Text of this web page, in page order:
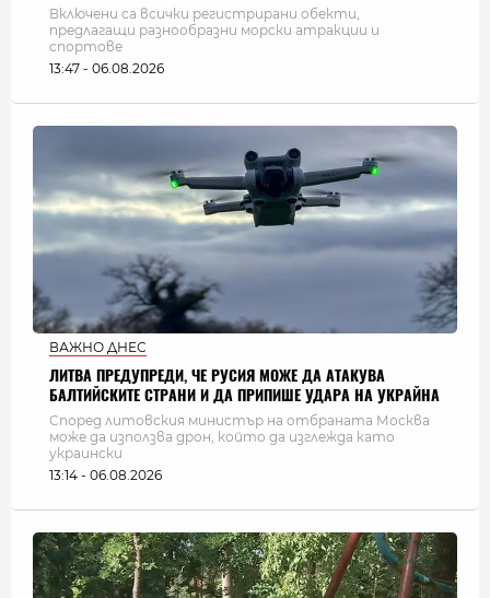
Включени са всички регистрирани обекти,
предлагащи разнообразни морски атракции и
спортове
13:47 - 06.08.2026
ВАЖНО ДНЕС
ЛИТВА ПРЕДУПРЕДИ, ЧЕ РУСИЯ МОЖЕ ДА АТАКУВА
БАЛТИЙСКИТЕ СТРАНИ И ДА ПРИПИШЕ УДАРА НА УКРАЙНА
Според литовския министър на отбраната Москва
може да използва дрон, който да изглежда като
украински
13:14 - 06.08.2026